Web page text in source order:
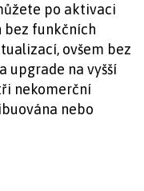
po aktivaci
bez funkčních
ovšem bez
upgrade na vyšší
nekomerční
nebo